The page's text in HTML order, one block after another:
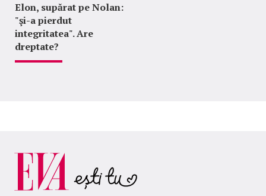
Elon, supărat pe Nolan:
"şi-a pierdut
integritatea". Are
dreptate?